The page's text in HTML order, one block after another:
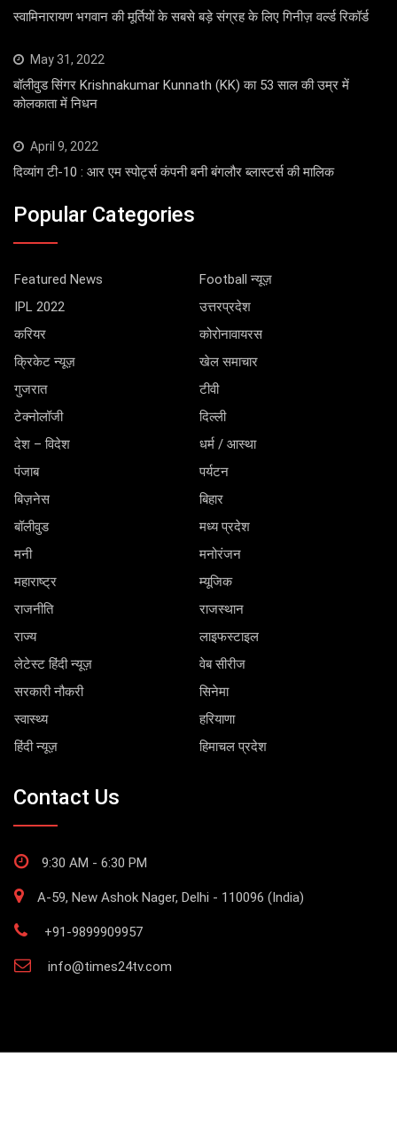
स्वामिनारायण भगवान की मूर्तियों के सबसे बड़े संग्रह के लिए गिनीज़ वर्ल्ड रिकॉर्ड
May 31, 2022
बॉलीवुड सिंगर Krishnakumar Kunnath (KK) का 53 साल की उम्र में
कोलकाता में निधन
April 9, 2022
दिव्यांग टी-10 : आर एम स्पोर्ट्स कंपनी बनी बंगलौर ब्लास्टर्स की मालिक
Popular Categories
Featured News
Football न्यूज़
IPL 2022
उत्तरप्रदेश
करियर
कोरोनावायरस
क्रिकेट न्यूज़
खेल समाचार
गुजरात
टीवी
टेक्नोलॉजी
दिल्ली
देश – विदेश
धर्म / आस्था
पंजाब
पर्यटन
बिज़नेस
बिहार
बॉलीवुड
मध्य प्रदेश
मनी
मनोरंजन
महाराष्ट्र
म्यूजिक
राजनीति
राजस्थान
राज्य
लाइफस्टाइल
लेटेस्ट हिंदी न्यूज़
वेब सीरीज
सरकारी नौकरी
सिनेमा
स्वास्थ्य
हरियाणा
हिंदी न्यूज़
हिमाचल प्रदेश
Contact Us
9:30 AM - 6:30 PM
A-59, New Ashok Nager, Delhi - 110096 (India)
+91-9899909957
info@times24tv.com